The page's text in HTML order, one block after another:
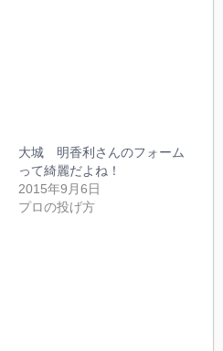
大城 明香利さんのフォーム
って綺麗だよね！
2015年9月6日
プロの投げ方